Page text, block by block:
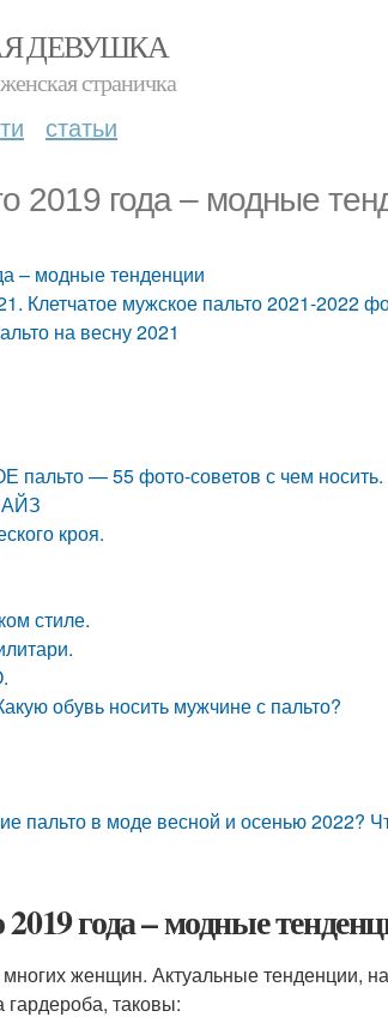
ДЕВУШКА
страничка
статьи
2019 года – модные
– модные тенденции
Клетчатое мужское пальто 2021-2022
на весну 2021
— 55 фото-советов с чем носить.
кроя.
стиле.
обувь носить мужчине с пальто?
пальто в моде весной и осенью 2022?
года – модные
женщин. Актуальные тенденции,
таковы: